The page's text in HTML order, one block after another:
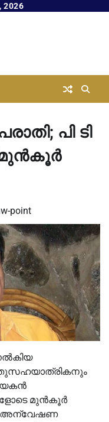
2026
പി ടി
point
മുന്‍കൂര്‍
അന്വേഷണ